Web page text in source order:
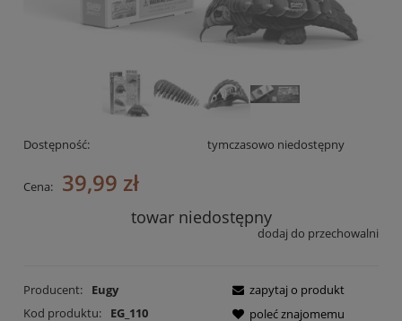
Dostępność: tymczasowo niedostępny
Cena: 39,99 zł
towar niedostępny
dodaj do przechowalni
Producent:
Eugy
Kod produktu:
EG_110
zapytaj o produkt
poleć znajomemu